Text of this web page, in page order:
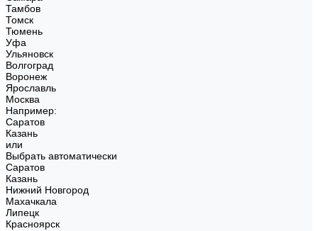
Тамбов
Томск
Тюмень
Уфа
Ульяновск
Волгоград
Воронеж
Ярославль
Москва
Например:
Саратов
Казань
или
Выбрать автоматически
Саратов
Казань
Нижний Новгород
Махачкала
Липецк
Красноярск